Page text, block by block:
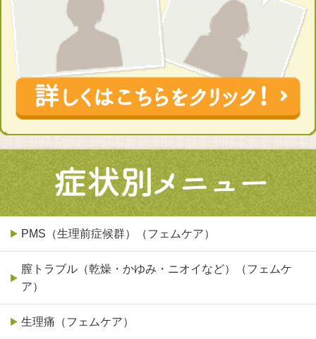
PMS（生理前症候群）（フェムケア）
膣トラブル（乾燥・かゆみ・ニオイなど）（フェムケ
ア）
生理痛（フェムケア）